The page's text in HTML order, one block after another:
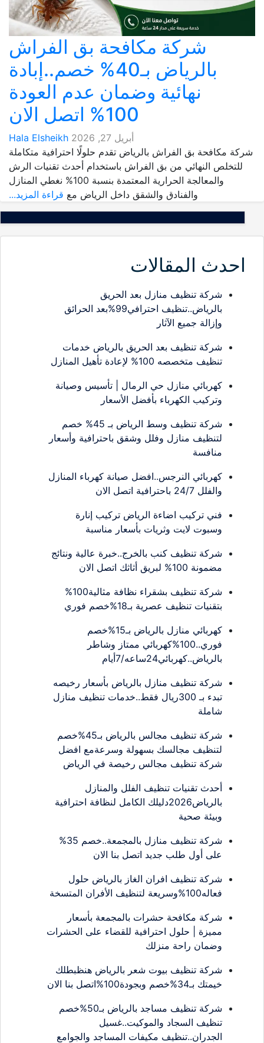
شركة مكافحة بق الفراش
بالرياض بـ40% خصم..إبادة
نهائية وضمان عدم العودة
100% اتصل الان
أبريل 27, 2026
Hala Elsheikh
شركة مكافحة بق الفراش بالرياض تقدم حلولًا احترافية متكاملة
للتخلص النهائي من بق الفراش باستخدام أحدث تقنيات الرش
والمعالجة الحرارية المعتمدة بنسبة 100% نغطي المنازل
والفنادق والشقق داخل الرياض مع قراءة المزيد...
احدث المقالات
شركة تنظيف منازل بعد الحريق
بالرياض..تنظيف احترافي99%بعد الحرائق
وإزالة جميع الآثار
شركة تنظيف بعد الحريق بالرياض خدمات
تنظيف متخصصه 100% لإعادة تأهيل المنازل
كهربائي منازل حي الرمال | تأسيس وصيانة
وتركيب الكهرباء بأفضل الأسعار
شركة تنظيف وسط الرياض بـ 45% خصم
لتنظيف منازل وفلل وشقق باحترافية وأسعار
منافسة
كهربائي النرجس..افضل صيانة كهرباء المنازل
والفلل 24/7 باحترافية اتصل الان
فني تركيب اضاءة الرياض تركيب إنارة
وسبوت لايت وثريات بأسعار مناسبة
شركة تنظيف كنب بالخرج..خبرة عالية ونتائج
مضمونة 100% لبريق أثاثك اتصل الان
شركة تنظيف بشقراء نظافة مثالية100%
بتقنيات تنظيف عصرية بـ18%خصم فوري
كهربائي منازل بالرياض بـ15%خصم
فوري..100%كهربائي ممتاز وشاطر
بالرياض..كهربائي24ساعه/7أيام
شركة تنظيف منازل بالرياض بأسعار رخيصه
تبدء بـ 300ريال فقط..خدمات تنظيف منازل
شاملة
شركة تنظيف مجالس بالرياض بـ45%خصم
لتنظيف مجالسك بسهولة وسرعةمع افضل
شركة تنظيف مجالس رخيصة في الرياض
أحدث تقنيات تنظيف الفلل والمنازل
بالرياض2026دليلك الكامل لنظافة احترافية
وبيئة صحية
شركة تنظيف منازل بالمجمعة..خصم 35%
على أول طلب جديد اتصل بنا الان
شركة تنظيف افران الغاز بالرياض حلول
فعاله100%وسريعة لتنظيف الأفران المتسخة
شركة مكافحة حشرات بالمجمعة بأسعار
مميزة | حلول احترافية للقضاء على الحشرات
وضمان راحة منزلك
شركة تنظيف بيوت شعر بالرياض هنظبطلك
خيمتك بـ34%خصم وبجودة100%اتصل بنا الان
شركة تنظيف مساجد بالرياض بـ50%خصم
تنظيف السجاد والموكيت..غسيل
الجدران..تنظيف مكيفات المساجد والجوامع